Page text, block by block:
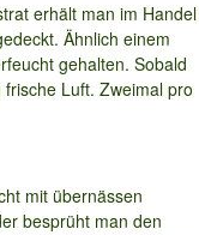
erhält man im Handel
Ähnlich einem
gehalten. Sobald
Luft. Zweimal pro
mit übernässen
besprüht man den